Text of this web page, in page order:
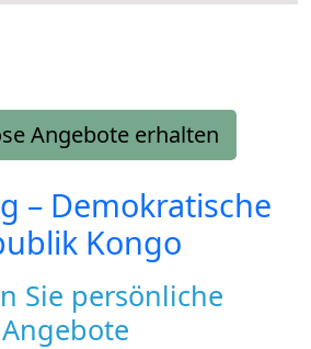
Angebote erhalten
– Demokratische
Kongo
Sie persönliche
Angebote